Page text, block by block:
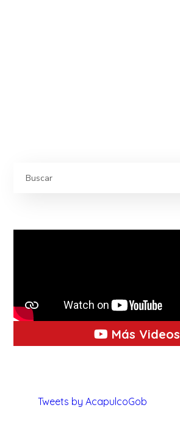
Más Videos
Tweets by AcapulcoGob